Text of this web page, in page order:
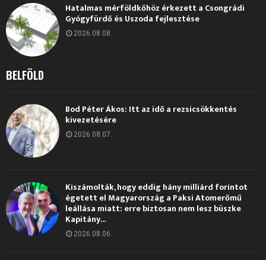
Hatalmas mérföldkőhöz érkezett a Csongrádi
Gyógyfürdő és Uszoda fejlesztése
2026.08.08.
BELFÖLD
Bod Péter Ákos: Itt az idő a rezsicsökkentés
kivezetésére
2026.08.07.
Kiszámolták, hogy eddig hány milliárd forintot
égetett el Magyarország a Paksi Atomerőmű
leállása miatt: erre biztosan nem lesz büszke
Kapitány...
2026.08.06.